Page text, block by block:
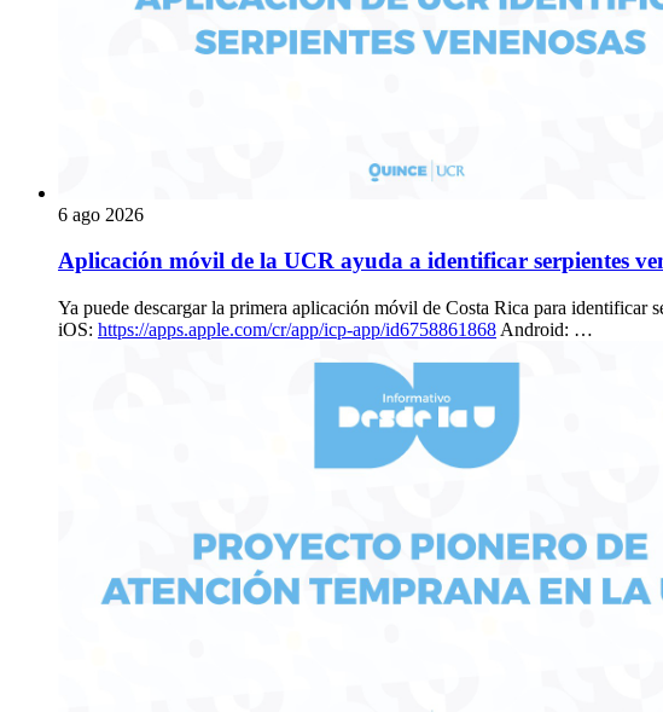
6 ago 2026
Aplicación móvil de la UCR ayuda a identificar serpientes
Ya puede descargar la primera aplicación móvil de Costa Rica para identificar
iOS: https://apps.apple.com/cr/app/icp-app/id6758861868 Android: …